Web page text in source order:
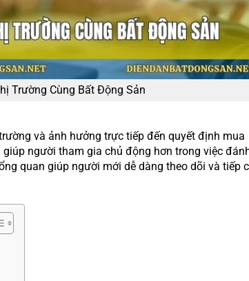
Trường Cùng Bất Động Sản
và ảnh hưởng trực tiếp đến quyết định mua
người tham gia chủ động hơn trong việc
quan giúp người mới dễ dàng theo dõi và tiếp